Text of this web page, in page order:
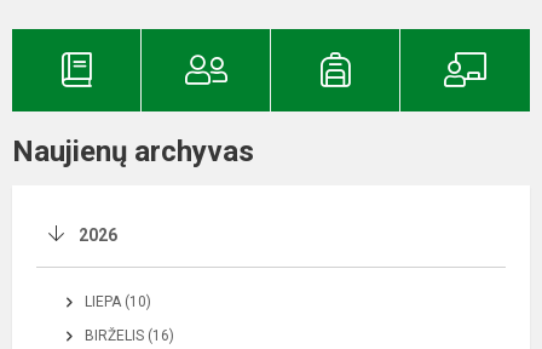
Naujienų archyvas
2026
LIEPA (10)
BIRŽELIS (16)